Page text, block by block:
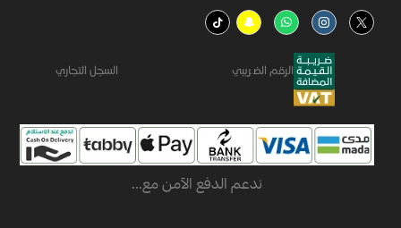
الرقم الضريبي السجل التجاري
ندعم الدفع الآمن مع...